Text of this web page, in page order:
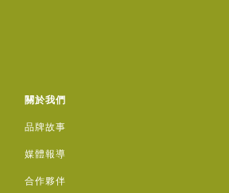
關於我們
品牌故事
媒體報導
合作夥伴